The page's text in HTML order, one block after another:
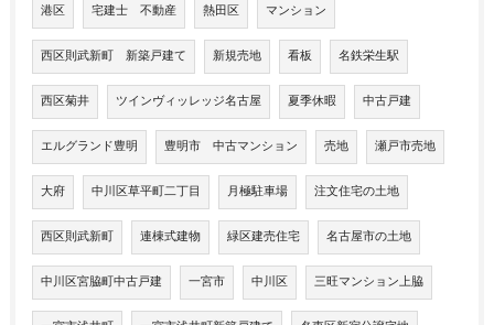
港区 宅建士 不動産 熱田区 マンション
西区則武新町 新築戸建て 新規売地 看板 名鉄栄生駅
西区菊井 ツインヴィッレッジ名古屋 夏季休暇 中古戸建
エルグランド豊明 豊明市 中古マンション 売地 瀬戸市売地
大府 中川区草平町二丁目 月極駐車場 注文住宅の土地
西区則武新町 連棟式建物 緑区建売住宅 名古屋市の土地
中川区宮脇町中古戸建 一宮市 中川区 三旺マンション上脇